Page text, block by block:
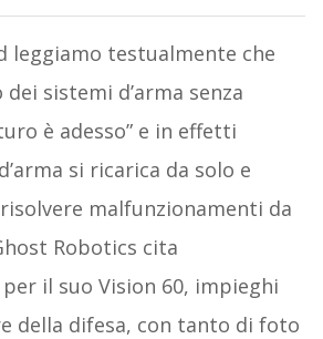
leggiamo testualmente che
dei sistemi d’arma senza
è adesso” e in effetti
si ricarica da solo e
malfunzionamenti da
Robotics cita
il suo Vision 60, impieghi
della difesa, con tanto di foto